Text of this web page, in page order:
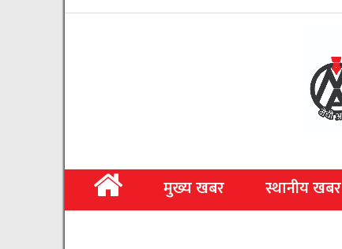
मुख्य खबर स्थानीय खबर